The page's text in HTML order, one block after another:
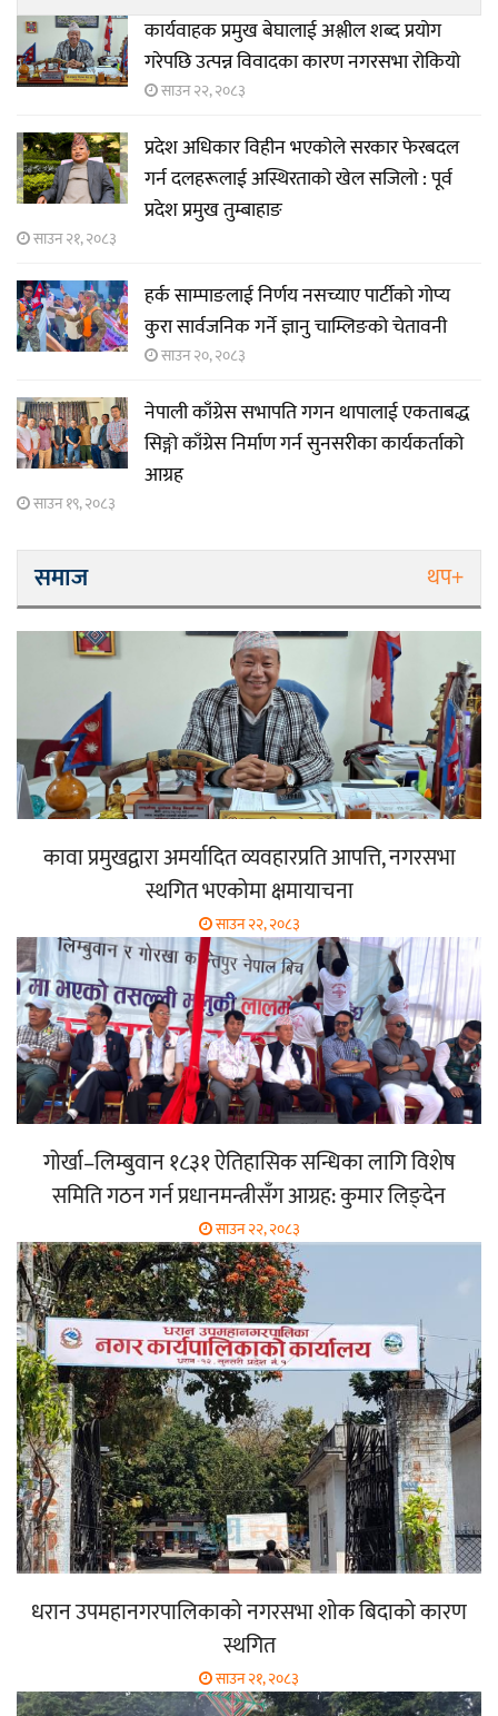
कार्यवाहक प्रमुख बेघालाई अश्लील शब्द प्रयोग
गरेपछि उत्पन्न विवादका कारण नगरसभा रोकियो
साउन २२, २०८३
प्रदेश अधिकार विहीन भएकोले सरकार फेरबदल
गर्न दलहरूलाई अस्थिरताको खेल सजिलो : पूर्व
प्रदेश प्रमुख तुम्बाहाङ
साउन २१, २०८३
हर्क साम्पाङलाई निर्णय नसच्याए पार्टीको गोप्य
कुरा सार्वजनिक गर्ने ज्ञानु चाम्लिङको चेतावनी
साउन २०, २०८३
नेपाली काँग्रेस सभापति गगन थापालाई एकताबद्ध
सिङ्गो काँग्रेस निर्माण गर्न सुनसरीका कार्यकर्ताको
आग्रह
साउन १९, २०८३
समाज थप+
कावा प्रमुखद्वारा अमर्यादित व्यवहारप्रति आपत्ति, नगरसभा
स्थगित भएकोमा क्षमायाचना
साउन २२, २०८३
गोर्खा–लिम्बुवान १८३१ ऐतिहासिक सन्धिका लागि विशेष
समिति गठन गर्न प्रधानमन्त्रीसँग आग्रह: कुमार लिङ्देन
साउन २२, २०८३
धरान उपमहानगरपालिकाको नगरसभा शोक बिदाको कारण
स्थगित
साउन २१, २०८३